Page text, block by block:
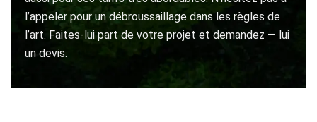
l’appeler pour un débroussaillage dans les règles de
l’art. Faites-lui part de votre projet et demandez — lui
un devis.